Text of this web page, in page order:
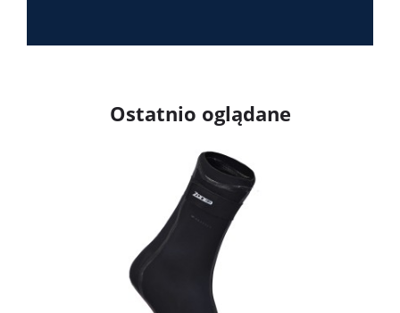
Ostatnio oglądane